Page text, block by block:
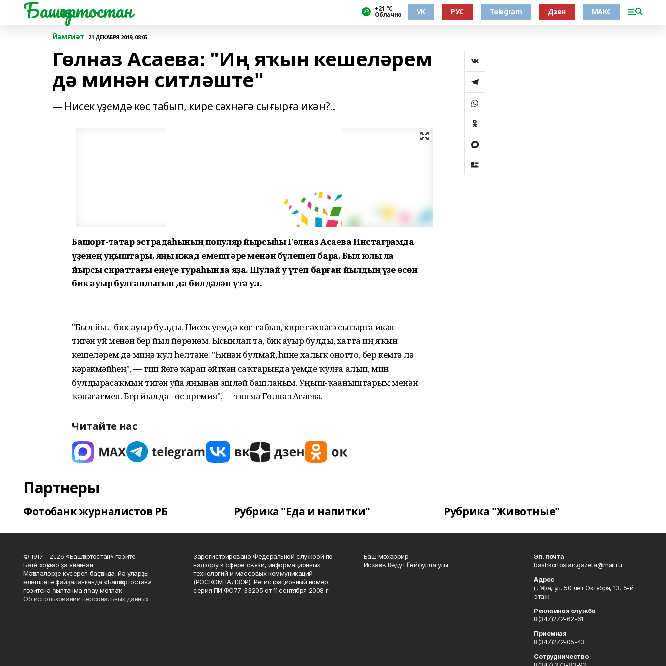
Башҡортостан +21 °С
Облачно VK РУС Telegram Дзен МАКС
Йәмғиәт 21 ДЕКАБРЯ 2019, 08:05
Гөлназ Асаева: "Иң яҡын кешеләрем
дә минән ситләште"
— Нисек үҙемдә көс табып, кире сәхнәгә сығырға икән?..
Башҡорт-татар эстрадаһының популяр йырсыһы Гөлназ Асаева Инстаграмда
үҙенең уңыштары, яңы ижад емештәре менән бүлешеп бара. Был юлы ла
йырсы сираттағы еңеүе тураһында яҙа. Шулай уҡ үтеп барған йылдың үҙе өсөн
бик ауыр булғанлығын да билдәләп үтә ул.
"Был йыл бик ауыр булды. Нисек уҙемдә көс табып, кире сәхнәгә сығырға икән
тигән уй менән бер йыл йөрөнөм. Ысынлап та, бик ауыр булды, хатта иң яҡын
кешеләрем дә миңә ҡул һелтәне. "Һинән булмай, һине халыҡ онотто, бер кемгә лә
кәрәкмәйһең", — тип йөҙгә ҡарап әйткән саҡтарында үҙемде ҡулға алып, мин
булдырасаҡмын тигән уйҙа яңынан эшләй башланым. Уңыш-ҡаҙаныштарым менән
ҡәнәғәтмен. Бер йылда - өс премия", — тип яҙа Гөлназ Асаева.
Читайте нас
Партнеры
Фотобанк журналистов РБ Рубрика "Еда и напитки" Рубрика "Животные"
© 1917 - 2026 «Башҡортостан» гәзите.
Бөтә хоҡуҡтар ҙа яҡланған.
Мәҡәләләрҙе күсереп баҫҡанда, йә уларҙы
өлөшләтә файҙаланғанда «Башҡортостан»
гәзитенә һылтанма яһау мотлаҡ.
Об использовании персональных данных
Зарегистрировано Федеральной службой по
надзору в сфере связи, информационных
технологий и массовых коммуникаций
(РОСКОМНАДЗОР). Регистрационный номер:
серия ПИ ФС77-33205 от 11 сентября 2008 г.
Баш мөхәррир
Исхаҡов Вәдүт Ғәйфулла улы
Эл. почта
bashkortostan.gazeta@mail.ru
Адрес
г. Уфа, ул. 50 лет Октября, 13, 5-й
этаж
Рекламная служба
8(347)272-62-61
Приемная
8(347)272-05-43
Сотрудничество